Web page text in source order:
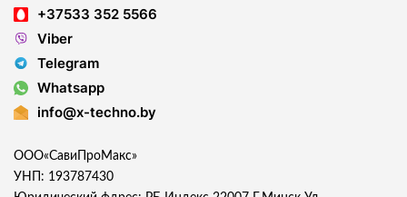
+37533 352 5566
Viber
Telegram
Whatsapp
info@x-techno.by
ООО«СавиПроМакс»
УНП: 193787430